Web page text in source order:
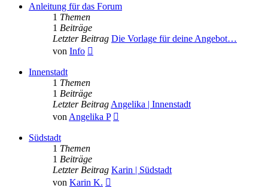
Anleitung für das Forum
1 Themen
1 Beiträge
Letzter Beitrag Die Vorlage für deine Angebot…
von Info
Innenstadt
1 Themen
1 Beiträge
Letzter Beitrag Angelika | Innenstadt
von Angelika P
Südstadt
1 Themen
1 Beiträge
Letzter Beitrag Karin | Südstadt
von Karin K.